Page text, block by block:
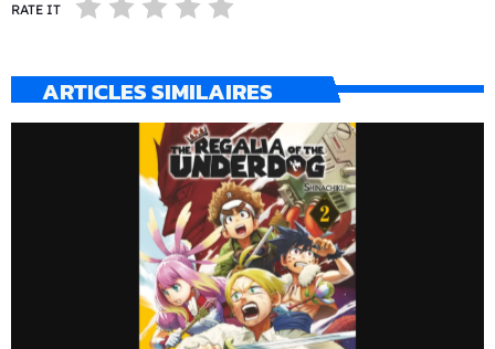
RATE IT
ARTICLES SIMILAIRES